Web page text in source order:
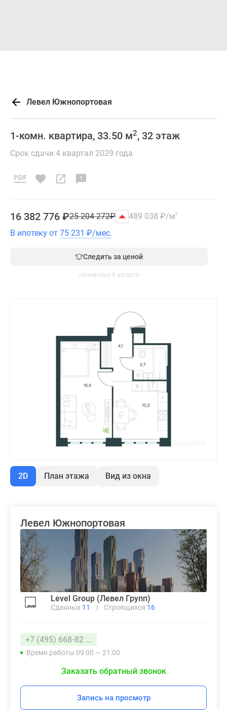
Левел Южнопортовая
1-комн. квартира, 33.50 м2, 32 этаж
Срок сдачи 4 квартал 2029 года
16 382 776 ₽25 204 272₽ 489 038 ₽/м2
В ипотеку от 75 231 ₽/мес.
Следить за ценой
обновлено 8 августа
2D План этажа Вид из окна
Левел Южнопортовая
Level Group (Левел Групп)
Сданных 11 | Строящихся 16
+7 (495) 668-82 ...
Время работы 09:00 — 21:00
Заказать обратный звонок
Запись на просмотр